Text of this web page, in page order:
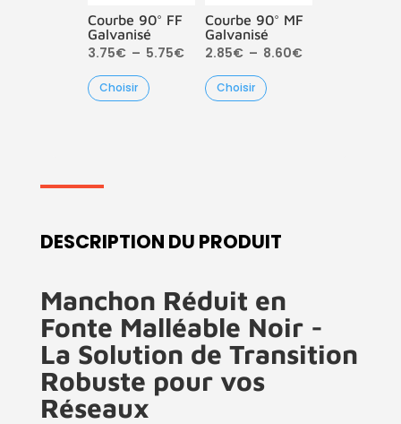
Courbe 90° FF
Galvanisé
3.75€ – 5.75€Plage
prix :
Choisir
Courbe 90° MF
Galvanisé
2.85€ – 8.60€Plage
Choisir
DESCRIPTION DU PRODUIT
Manchon Réduit en
Fonte Malléable Noir -
La Solution de Transition
Robuste pour vos
Réseaux